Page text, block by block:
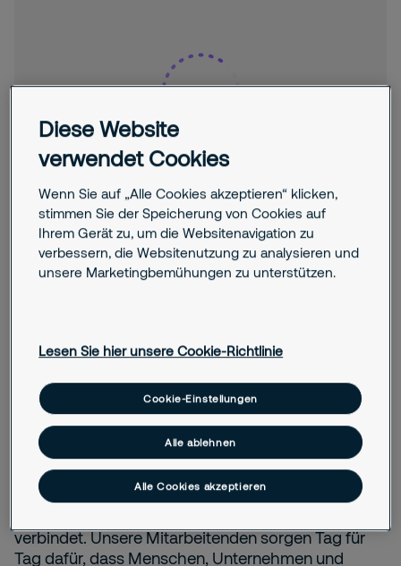
Arbeiten bei Securitas in
München
Sicherheit ist mehr als ein Job – sie steht für
Verantwortung, Teamarbeit und Vertrauen. Bei
Securitas in Ismaning oder München arbeiten Sie in
einem Umfeld, das moderne Sicherheitslösungen,
verbindet. Unsere Mitarbeitenden sorgen Tag für
Tag dafür, dass Menschen, Unternehmen und
Diese Website
verwendet Cookies
Wenn Sie auf „Alle Cookies akzeptieren“ klicken,
stimmen Sie der Speicherung von Cookies auf
Ihrem Gerät zu, um die Websitenavigation zu
verbessern, die Websitenutzung zu analysieren und
unsere Marketingbemühungen zu unterstützen.
Lesen Sie hier unsere Cookie-Richtlinie
Cookie-Einstellungen
Alle ablehnen
Alle Cookies akzeptieren